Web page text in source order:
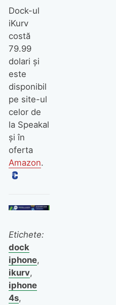
Dock-ul
iKurv
costă
79.99
dolari şi
este
disponibil
pe site-ul
celor de
la Speakal
şi în
oferta
Amazon.
Etichete:
dock
iphone,
ikurv,
iphone
4s,